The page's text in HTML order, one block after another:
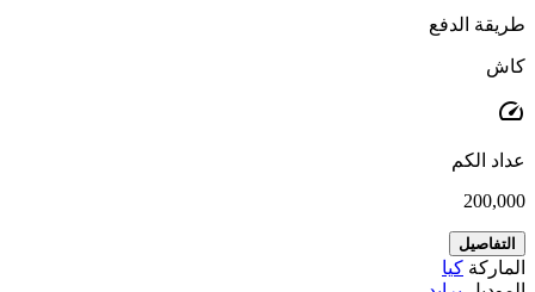
طريقة الدفع
كاش
speed
عداد الكم
200,000
التفاصيل
الماركة كيا